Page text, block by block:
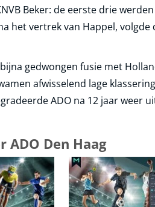
Beker: de eerste drie
het vertrek van Happel,
gedwongen fusie met
afwisselend lage
ADO na 12 jaar weer
ADO Den Haag